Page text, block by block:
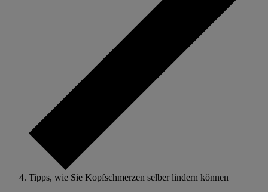
Tipps, wie Sie Kopfschmerzen selber lindern können